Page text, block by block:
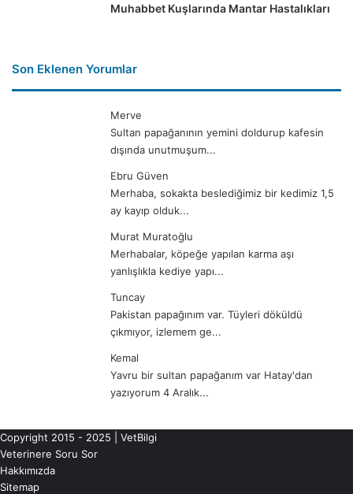
Muhabbet Kuşlarında Mantar Hastalıkları
Son Eklenen Yorumlar
Merve
Sultan papağanının yemini doldurup kafesin
dışında unutmuşum...
Ebru Güven
Merhaba, sokakta beslediğimiz bir kedimiz 1,5
ay kayıp olduk...
Murat Muratoğlu
Merhabalar, köpeğe yapılan karma aşı
yanlışlıkla kediye yapı...
Tuncay
Pakistan papağınım var. Tüyleri döküldü
çıkmıyor, izlemem ge...
Kemal
Yavru bir sultan papağanım var Hatay'dan
yazıyorum 4 Aralık...
Copyright 2015 - 2025 | VetBilgi
Veterinere Soru Sor
Hakkımızda
Sitemap